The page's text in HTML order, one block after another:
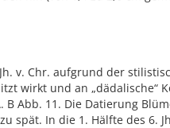
v. Chr. aufgrund der
wirkt und an „dädalische“
B Abb. 11. Die Datierung
spät. In die 1. Hälfte des 6.